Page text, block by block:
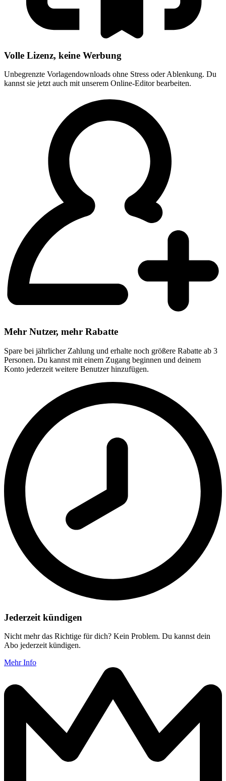
Volle Lizenz, keine Werbung
Unbegrenzte Vorlagendownloads ohne Stress oder Ablenkung. Du
kannst sie jetzt auch mit unserem Online-Editor bearbeiten.
Mehr Nutzer, mehr Rabatte
Spare bei jährlicher Zahlung und erhalte noch größere Rabatte ab 3
Personen. Du kannst mit einem Zugang beginnen und deinem
Konto jederzeit weitere Benutzer hinzufügen.
Jederzeit kündigen
Nicht mehr das Richtige für dich? Kein Problem. Du kannst dein
Abo jederzeit kündigen.
Mehr Info